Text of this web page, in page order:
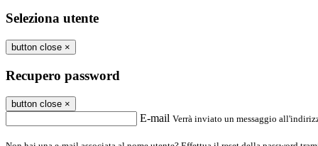
Seleziona utente
button close ×
Recupero password
button close ×
E-mail Verrà inviato un messaggio